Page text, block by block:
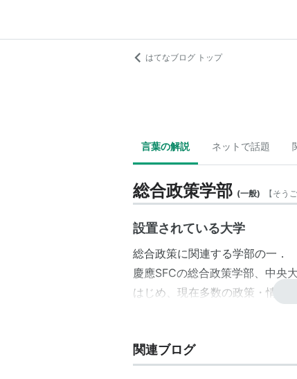
はてなブログ トップ
言葉の解説 ネットで話題
総合政策学部 (一般) 【そう
設置されている大学
総合政策に関連する学部の一．
慶應SFCの総合政策学部、中央
はじめ、現在多数の政策・情報
いるのが現状である。
関連ブログ